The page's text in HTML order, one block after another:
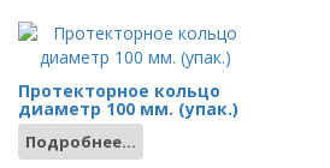
Протекторное кольцо
диаметр 100 мм. (упак.)
Подробнее...